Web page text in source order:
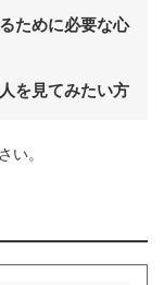
ために必要な心
を見てみたい方
い。